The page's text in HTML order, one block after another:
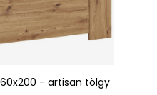
- artisan tölgy